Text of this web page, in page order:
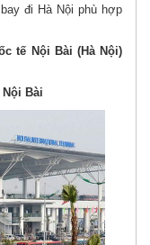
đi Hà Nội phù hợp
tế Nội Bài (Hà Nội)
Bài